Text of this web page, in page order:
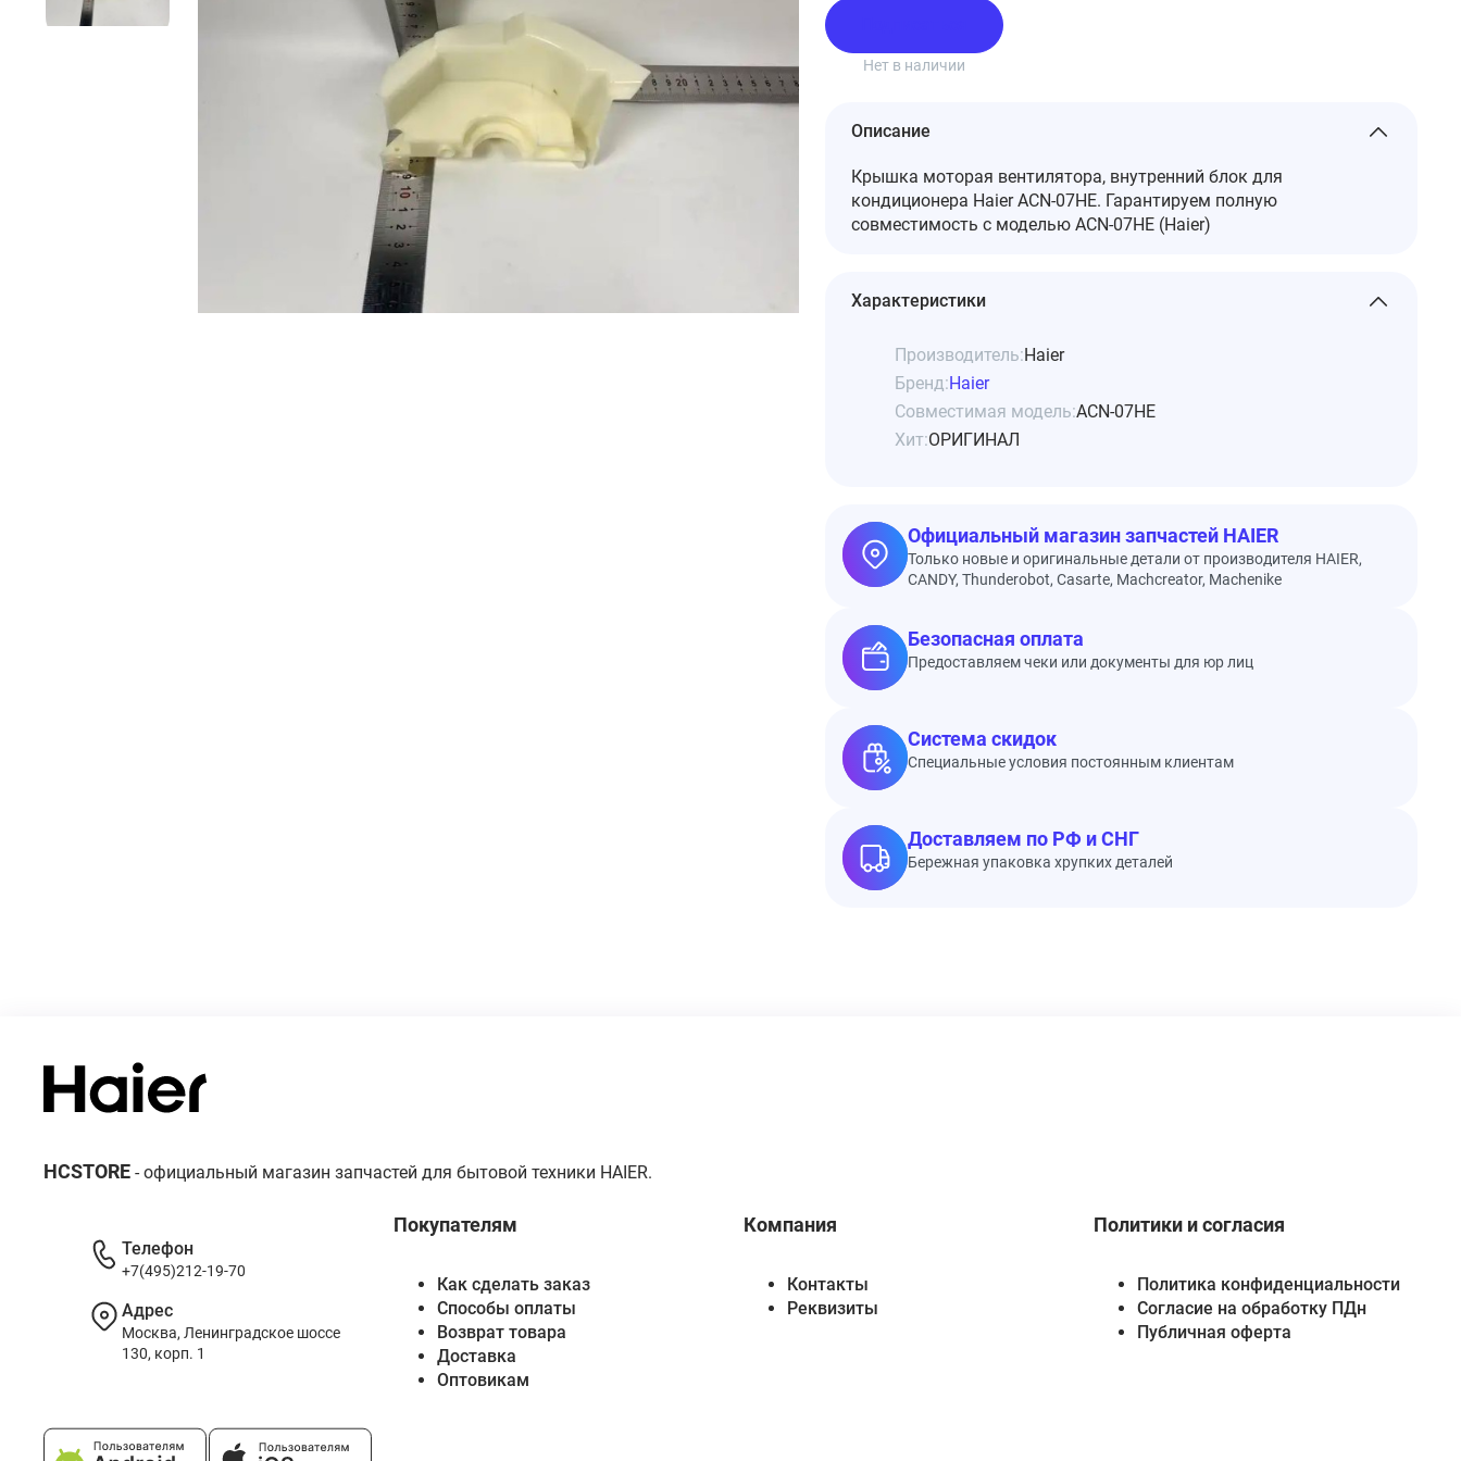
Нет в наличии
Описание
Крышка моторая вентилятора, внутренний блок для
кондиционера Haier ACN-07HE. Гарантируем полную
совместимость с моделью ACN-07HE (Haier)
Характеристики
Производитель:Haier
Бренд:Haier
Совместимая модель:ACN-07HE
Хит:ОРИГИНАЛ
Официальный магазин запчастей HAIER
Только новые и оригинальные детали от производителя HAIER,
CANDY, Thunderobot, Casarte, Machcreator, Machenike
Безопасная оплата
Предоставляем чеки или документы для юр лиц
Система скидок
Специальные условия постоянным клиентам
Доставляем по РФ и СНГ
Бережная упаковка хрупких деталей
HCSTORE - официальный магазин запчастей для бытовой техники HAIER.
Покупателям
Как сделать заказ
Способы оплаты
Возврат товара
Доставка
Оптовикам
Компания
Контакты
Реквизиты
Политики и согласия
Политика конфиденциальности
Согласие на обработку ПДн
Публичная оферта
Телефон
+7(495)212-19-70
Адрес
Москва, Ленинградское шоссе
130, корп. 1